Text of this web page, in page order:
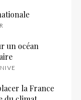
un océan
la France